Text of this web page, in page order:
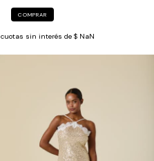
COMPRAR
cuotas sin interés de $ NaN